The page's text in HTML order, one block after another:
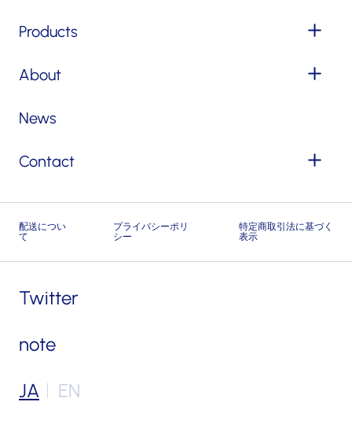
Products
About
News
Contact
配送につい
て
プライバシーポリ
シー
特定商取引法に基づく
表示
Twitter
note
JA EN